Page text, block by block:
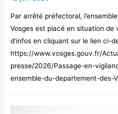
Par arrêté préfectoral,
Vosges est placé en situation de
d’infos en cliquant sur le lien ci-
https://www.vosges.gouv.fr/
presse/2026/Passage-en-
ensemble-du-departement-des-